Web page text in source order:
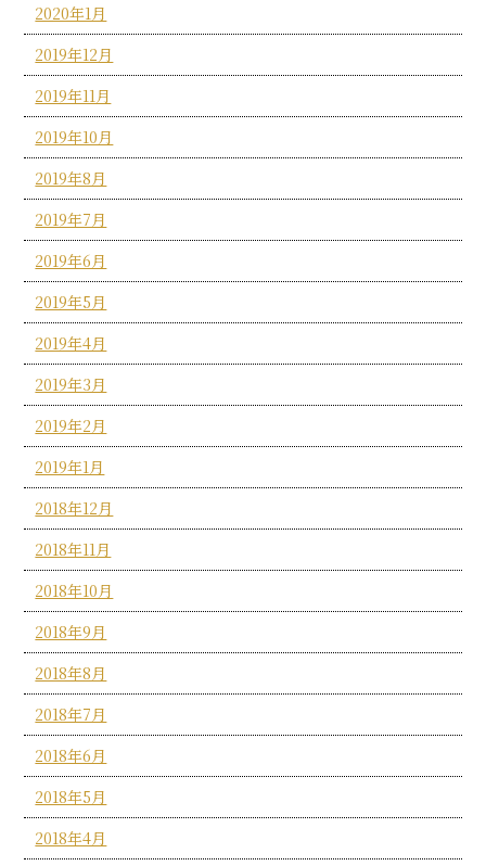
2020年1月
2019年12月
2019年11月
2019年10月
2019年8月
2019年7月
2019年6月
2019年5月
2019年4月
2019年3月
2019年2月
2019年1月
2018年12月
2018年11月
2018年10月
2018年9月
2018年8月
2018年7月
2018年6月
2018年5月
2018年4月